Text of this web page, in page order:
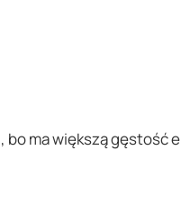
bo ma większą gęstość